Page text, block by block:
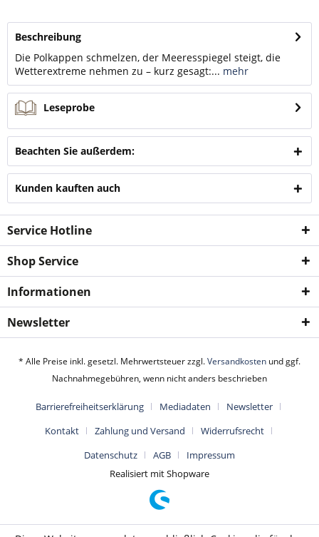
Beschreibung
Die Polkappen schmelzen, der Meeresspiegel steigt, die
Wetterextreme nehmen zu – kurz gesagt:... mehr
Leseprobe
Beachten Sie außerdem:
Kunden kauften auch
Service Hotline
Shop Service
Informationen
Newsletter
* Alle Preise inkl. gesetzl. Mehrwertsteuer zzgl.Versandkosten und ggf.
Nachnahmegebühren, wenn nicht anders beschrieben
Barrierefreiheitserklärung Mediadaten
Newsletter
Kontakt
Zahlung und Versand
Widerrufsrecht
Datenschutz
AGB
Impressum
Realisiert mit Shopware